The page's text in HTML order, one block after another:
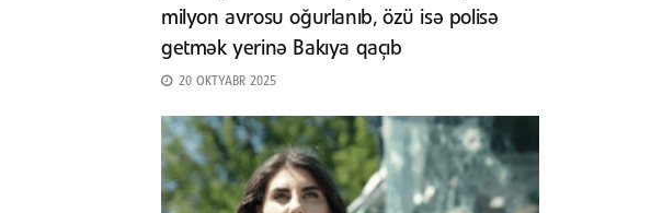
milyon avrosu oğurlanıb, özü isə polisə
getmək yerinə Bakıya qaçıb
20 OKTYABR 2025